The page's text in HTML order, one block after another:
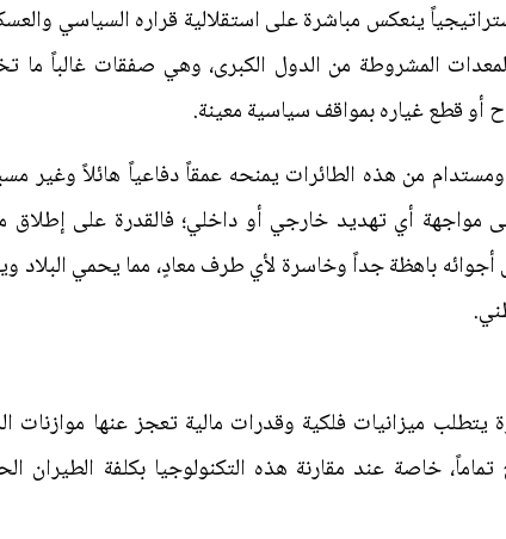
ينعكس مباشرة على استقلالية قراره السياسي
المشروطة من الدول الكبرى، وهي صفقات غالباً ما
أو قطع غياره بمواقف سياسية معينة.
من هذه الطائرات يمنحه عمقاً دفاعياً هائلاً وغير
مواجهة أي تهديد خارجي أو داخلي؛ فالقدرة على إطلاق
أجوائه باهظة جداً وخاسرة لأي طرف معادٍ، مما يحمي البلاد
ميزانيات فلكية وقدرات مالية تعجز عنها موازنات
خاصة عند مقارنة هذه التكنولوجيا بكلفة الطيران